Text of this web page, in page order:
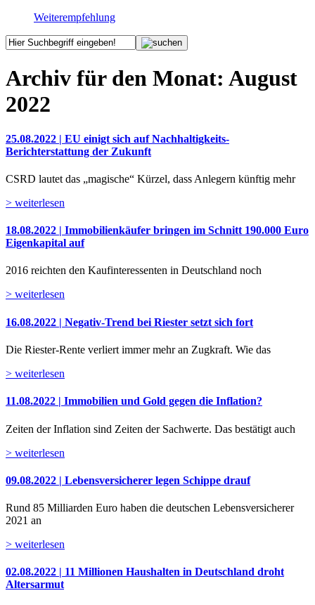
Weiterempfehlung
Archiv für den Monat: August
2022
25.08.2022 | EU einigt sich auf Nachhaltigkeits-
Berichterstattung der Zukunft
CSRD lautet das „magische“ Kürzel, dass Anlegern künftig mehr
> weiterlesen
18.08.2022 | Immobilienkäufer bringen im Schnitt 190.000 Euro
Eigenkapital auf
2016 reichten den Kaufinteressenten in Deutschland noch
> weiterlesen
16.08.2022 | Negativ-Trend bei Riester setzt sich fort
Die Riester-Rente verliert immer mehr an Zugkraft. Wie das
> weiterlesen
11.08.2022 | Immobilien und Gold gegen die Inflation?
Zeiten der Inflation sind Zeiten der Sachwerte. Das bestätigt auch
> weiterlesen
09.08.2022 | Lebensversicherer legen Schippe drauf
Rund 85 Milliarden Euro haben die deutschen Lebensversicherer
2021 an
> weiterlesen
02.08.2022 | 11 Millionen Haushalten in Deutschland droht
Altersarmut